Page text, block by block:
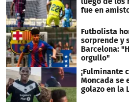
fue en
Futbolista
sorprende y
Barcelona:
orgullo"
¡Fulminante
Moncada se
golazo en la